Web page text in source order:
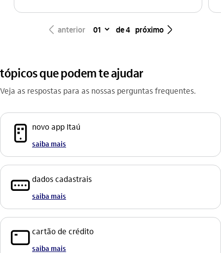
seta_esquerda anterior de 4 próximo seta_direita
tópicos que podem te ajudar
Veja as respostas para as nossas perguntas frequentes.
aplicativos_outline novo app Itaú
saiba mais
senha_box_outlinedados cadastrais
saiba mais
cartao_outlinecartão de crédito
saiba mais